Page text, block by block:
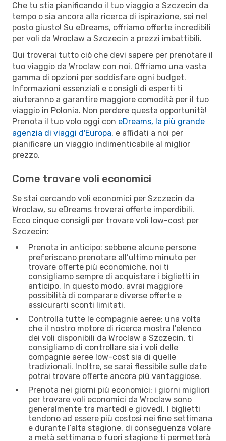
Che tu stia pianificando il tuo viaggio a Szczecin da
tempo o sia ancora alla ricerca di ispirazione, sei nel
posto giusto! Su eDreams, offriamo offerte incredibili
per voli da Wroclaw a Szczecin a prezzi imbattibili.
Qui troverai tutto ciò che devi sapere per prenotare il
tuo viaggio da Wroclaw con noi. Offriamo una vasta
gamma di opzioni per soddisfare ogni budget.
Informazioni essenziali e consigli di esperti ti
aiuteranno a garantire maggiore comodità per il tuo
viaggio in Polonia. Non perdere questa opportunità!
Prenota il tuo volo oggi con eDreams, la più grande
agenzia di viaggi d'Europa, e affidati a noi per
pianificare un viaggio indimenticabile al miglior
prezzo.
Come trovare voli economici
Se stai cercando voli economici per Szczecin da
Wroclaw, su eDreams troverai offerte imperdibili.
Ecco cinque consigli per trovare voli low-cost per
Szczecin:
Prenota in anticipo: sebbene alcune persone
preferiscano prenotare all’ultimo minuto per
trovare offerte più economiche, noi ti
consigliamo sempre di acquistare i biglietti in
anticipo. In questo modo, avrai maggiore
possibilità di comparare diverse offerte e
assicurarti sconti limitati.
Controlla tutte le compagnie aeree: una volta
che il nostro motore di ricerca mostra l'elenco
dei voli disponibili da Wroclaw a Szczecin, ti
consigliamo di controllare sia i voli delle
compagnie aeree low-cost sia di quelle
tradizionali. Inoltre, se sarai flessibile sulle date
potrai trovare offerte ancora più vantaggiose.
Prenota nei giorni più economici: i giorni migliori
per trovare voli economici da Wroclaw sono
generalmente tra martedì e giovedì. I biglietti
tendono ad essere più costosi nei fine settimana
e durante l’alta stagione, di conseguenza volare
a metà settimana o fuori stagione ti permetterà